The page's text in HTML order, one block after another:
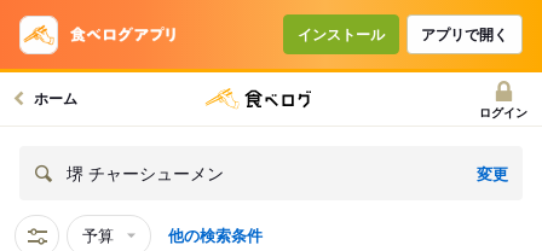
インストール アプリで開く
ホーム
ログイン
堺 チャーシューメン 変更
予算 他の検索条件